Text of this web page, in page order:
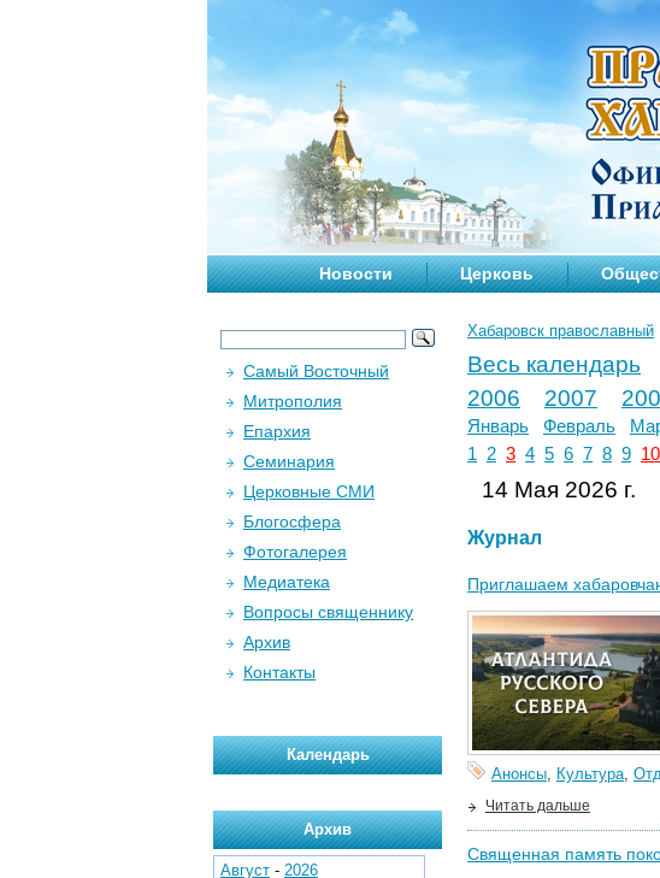
Новости Церковь
Хабаровск православный
Весь календарь
2006
2007
Январь Февраль
1
2 3 4 5 6 7 8 9 10
14 Мая 2026 г.
Журнал
Приглашаем
Анонсы, Культура,
Читать дальше
Священная память
Самый Восточный
Митрополия
Епархия
Семинария
Церковные СМИ
Блогосфера
Фотогалерея
Медиатека
Вопросы священнику
Архив
Контакты
Календарь
Архив
Август - 2026